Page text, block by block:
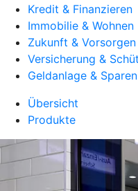
Kredit & Finanzieren
Immobilie & Wohnen
Zukunft & Vorsorgen
Versicherung &
Geldanlage & Sparen
Übersicht
Produkte